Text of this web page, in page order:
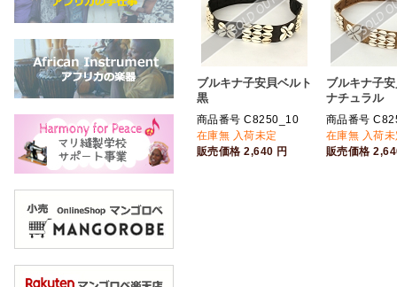
ブルキナ子安貝ベルト
黒
商品番号 C8250_10
在庫無 入荷未定
販売価格2,640 円
ブルキナ子
ナチュラル
商品番号
在庫無 入荷
販売価格